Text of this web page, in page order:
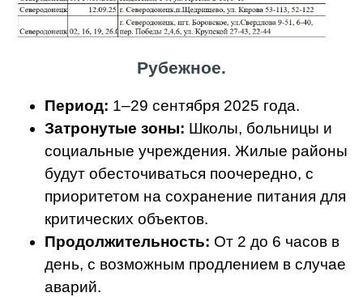
Рубежное.
Период: 1–29 сентября 2025 года.
Затронутые зоны: Школы, больницы и
социальные учреждения. Жилые районы
будут обесточиваться поочередно, с
приоритетом на сохранение питания для
критических объектов.
Продолжительность: От 2 до 6 часов в
день, с возможным продлением в случае
аварий.